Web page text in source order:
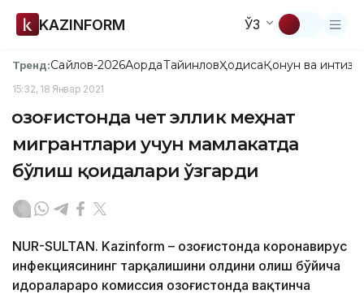
KAZINFORM ЎЗ
Тренд:Сайлов-2026АқордаТайинловҲодисаҚонун ва
15:32, 18 Январ 2021
Қозоғистонда чет эллик меҳнат
мигрантлари учун мамлакатда
бўлиш қоидалари ўзгарди
NUR-SULTAN. Kazinform – Қозоғистонда коронавирус
инфекциясининг тарқалишини олдини олиш бўйича
идоралараро комиссия Қозоғистонда вақтинча